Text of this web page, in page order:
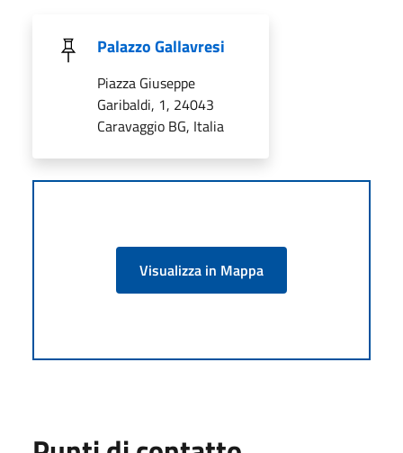
Palazzo Gallavresi
Piazza Giuseppe
Garibaldi, 1, 24043
Caravaggio BG, Italia
Visualizza in Mappa